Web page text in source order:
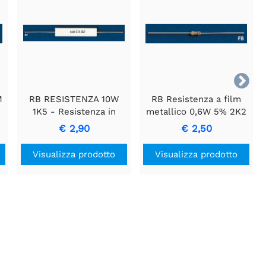

RB RESISTENZA 10W
1K5 - Resistenza in
Cemento con
Alloggiamento in
Ceramica
€ 2,90
Visualizza prodotto
RB Resistenza a film
metallico 0,6W 5% 2K2
€ 2,50
Visualizza prodotto